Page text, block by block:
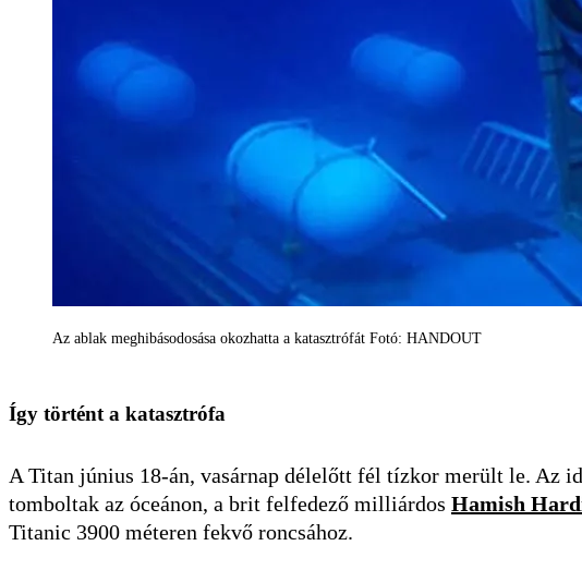
Az ablak meghibásodosása okozhatta a katasztrófát Fotó: HANDOUT
Így történt a katasztrófa
A Titan június 18-án, vasárnap délelőtt fél tízkor merült le. Az
tomboltak az óceánon, a brit felfedező milliárdos Hamish
Titanic 3900 méteren fekvő roncsához.